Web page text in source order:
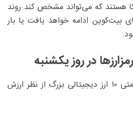
هستند که می‌تواند مشخص کند روند
بیت‌کوین ادامه خواهد یافت یا بار
در روز یکشنبه
این رده حاوی تغییرات قیمتی ۱۰ ارز دیجیتالی بزرگ از نظر ارزش